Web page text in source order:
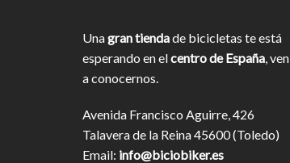
Unagran tiendade bicicletas te está
esperando en elcentro de España , ven
a conocernos.
Avenida Francisco Aguirre, 426
Talavera de la Reina 45600 (Toledo)
Email: info@biciobiker.es